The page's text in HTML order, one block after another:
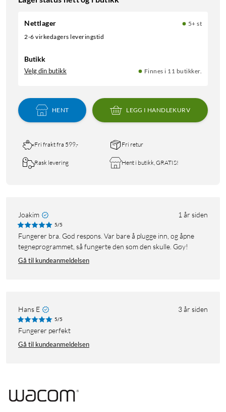
Nettlager
5+ st
2-6 virkedagers leveringstid
Butikk
Velg din butikk Finnes i 11 butikker.
HENT LEGG I HANDLEKURV
Fri frakt fra 599,- Fri retur
Rask levering Hent i butikk, GRATIS!
Joakim 1 år siden
5/5
Fungerer bra. God respons. Var bare å plugge inn, og åpne
tegneprogrammet, så fungerte den som den skulle. Gøy!
Gå til kundeanmeldelsen
Hans E 3 år siden
5/5
Fungerer perfekt
Gå til kundeanmeldelsen